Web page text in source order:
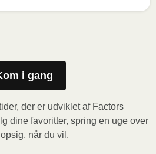
måltidet hvile i yderligere 1
folien. Vær forsigtig med den
ovnen. Fjern papomslaget og
Sæt beholderen i en
i gang
der er udviklet af Factors
dine favoritter, spring en uge over
når du vil.